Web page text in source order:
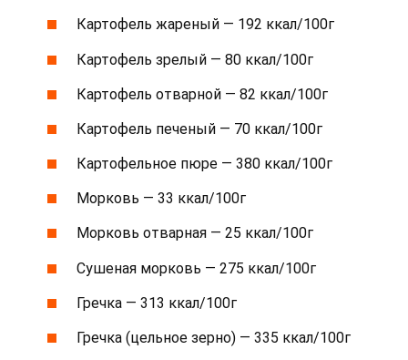
Картофель жареный — 192 ккал/100г
Картофель зрелый — 80 ккал/100г
Картофель отварной — 82 ккал/100г
Картофель печеный — 70 ккал/100г
Картофельное пюре — 380 ккал/100г
Морковь — 33 ккал/100г
Морковь отварная — 25 ккал/100г
Сушеная морковь — 275 ккал/100г
Гречка — 313 ккал/100г
Гречка (цельное зерно) — 335 ккал/100г